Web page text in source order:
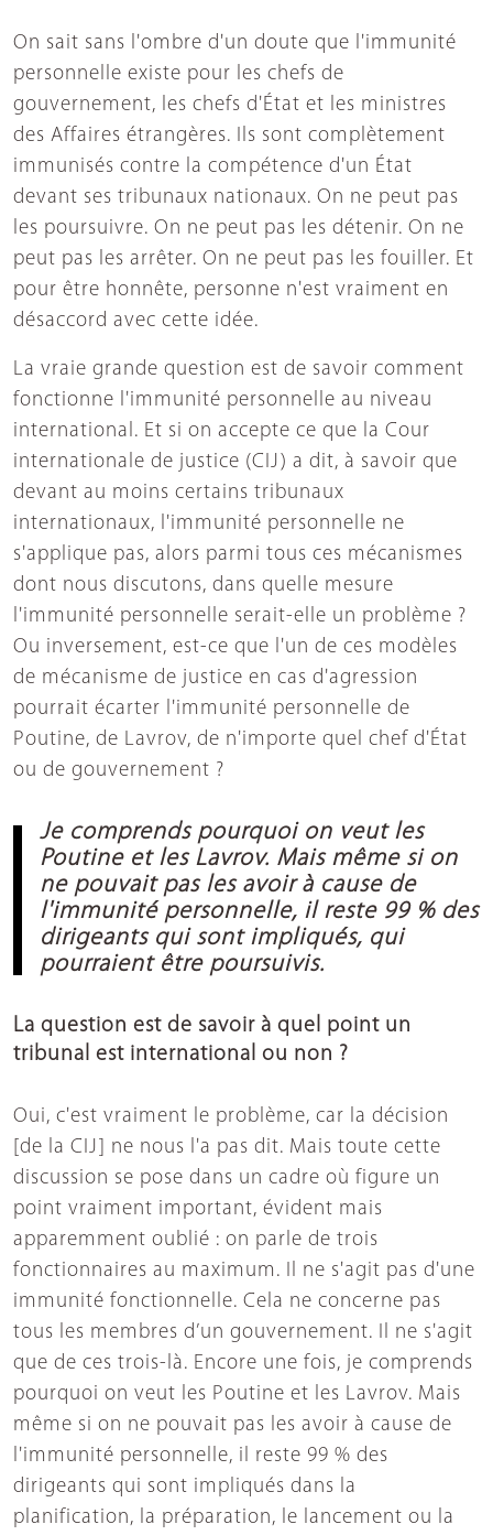
On sait sans l'ombre d'un doute que l'immunité
personnelle existe pour les chefs de
gouvernement, les chefs d'État et les ministres
des Affaires étrangères. Ils sont complètement
immunisés contre la compétence d'un État
devant ses tribunaux nationaux. On ne peut pas
les poursuivre. On ne peut pas les détenir. On ne
peut pas les arrêter. On ne peut pas les fouiller. Et
pour être honnête, personne n'est vraiment en
désaccord avec cette idée.
La vraie grande question est de savoir comment
fonctionne l'immunité personnelle au niveau
international. Et si on accepte ce que la Cour
internationale de justice (CIJ) a dit, à savoir que
devant au moins certains tribunaux
internationaux, l'immunité personnelle ne
s'applique pas, alors parmi tous ces mécanismes
dont nous discutons, dans quelle mesure
l'immunité personnelle serait-elle un problème ?
Ou inversement, est-ce que l'un de ces modèles
de mécanisme de justice en cas d'agression
pourrait écarter l'immunité personnelle de
Poutine, de Lavrov, de n'importe quel chef d'État
ou de gouvernement ?
Je comprends pourquoi on veut les
Poutine et les Lavrov. Mais même si on
ne pouvait pas les avoir à cause de
l'immunité personnelle, il reste 99 % des
dirigeants qui sont impliqués, qui
pourraient être poursuivis.
La question est de savoir à quel point un
tribunal est international ou non ?
Oui, c'est vraiment le problème, car la décision
[de la CIJ] ne nous l'a pas dit. Mais toute cette
discussion se pose dans un cadre où figure un
point vraiment important, évident mais
apparemment oublié : on parle de trois
fonctionnaires au maximum. Il ne s'agit pas d'une
immunité fonctionnelle. Cela ne concerne pas
tous les membres d’un gouvernement. Il ne s'agit
que de ces trois-là. Encore une fois, je comprends
pourquoi on veut les Poutine et les Lavrov. Mais
même si on ne pouvait pas les avoir à cause de
l'immunité personnelle, il reste 99 % des
dirigeants qui sont impliqués dans la
planification, la préparation, le lancement ou la